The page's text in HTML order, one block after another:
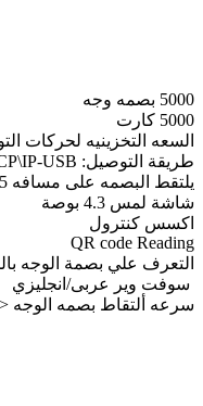
5000 بصمه وجه
5000 كارت
السعه التخزينيه لحركات التوقيع
طريقة التوصيل: wifi/cloud/ TCP\IP-USB
يلتقط البصمه على مسافه 0.5-2.5 متر
شاشة لمس 4.3 بوصة
اكسس كنترول
QR code Reading
التعرف علي بصمة الوجه
سوفت وير عربى/انجليزي
سرعه ألتقاط بصمه الوجه < 0.2 ثانية